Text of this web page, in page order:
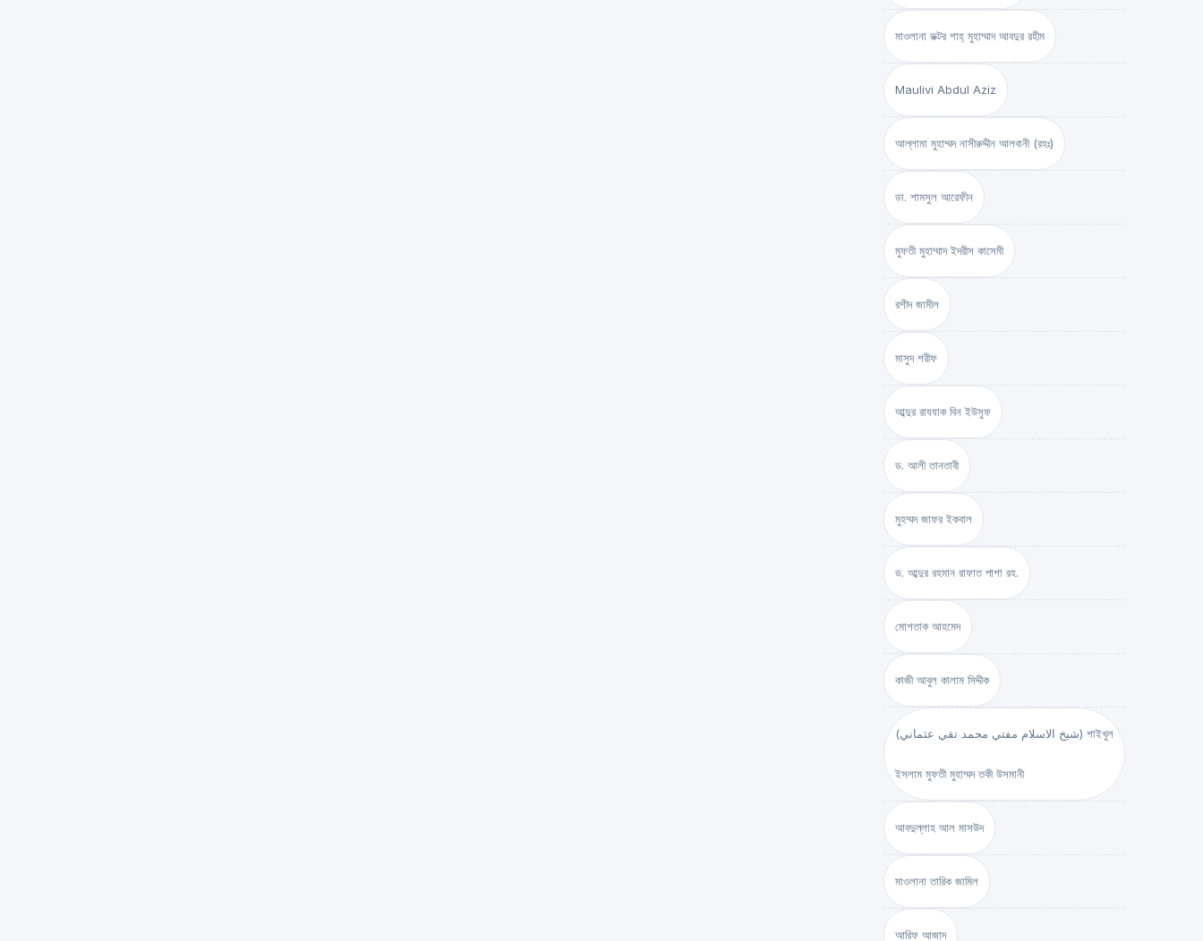
মাওলানা ডক্টর শাহ্‌ মুহাম্মাদ আবদুর রহীম
Maulivi Abdul Aziz
আল্লামা মুহাম্মদ নাসীরুদ্দীন আলবানী (রহঃ)
ডা. শামসুল আরেফীন
মুফতী মুহাম্মাদ ইদরীস কাসেমী
রশীদ জামীল
মাসুদ শরীফ
আব্দুর রাযযাক বিন ইউসুফ
ড. আলী তানতাবী
মুহম্মদ জাফর ইকবাল
ড. আব্দুর রহমান রাফাত পাশা রহ.
মোশতাক আহমেদ
কাজী আবুল কালাম সিদ্দীক
(شيخ الاسلام مفتي محمد تقي عثماني) শাইখুল
ইসলাম মুফতী মুহাম্মদ তকী উসমানী
আবদুল্লাহ আল মাসউদ
মাওলানা তারিক জামিল
আরিফ আজাদ